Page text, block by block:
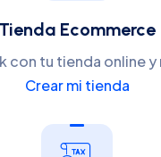
Tienda Ecommerce
con tu tienda online y
Crear mi tienda